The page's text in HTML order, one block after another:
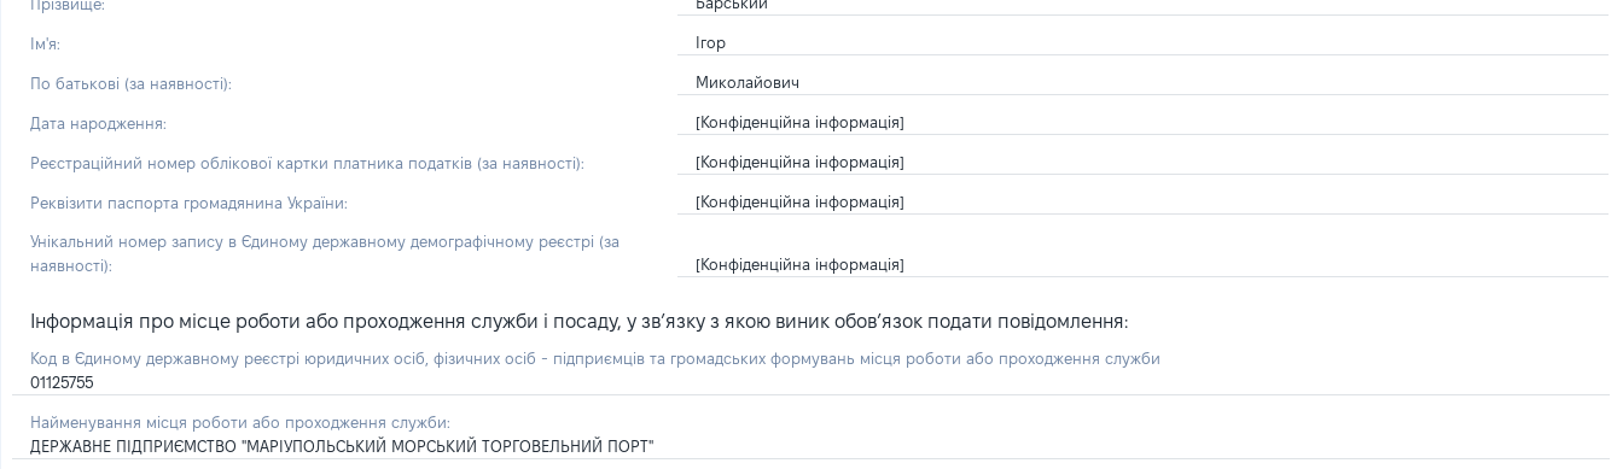
Прізвище:
Ім'я: Ігор
По батькові (за наявності): Миколайович
Дата народження: [Конфіденційна інформація]
Реєстраційний номер облікової картки платника податків (за наявності): [Конфіденційна інформація]
Реквізити паспорта громадянина України: [Конфіденційна інформація]
Унікальний номер запису в Єдиному державному демографічному реєстрі (за
наявності):
[Конфіденційна інформація]
Інформація про місце роботи або проходження служби і посаду, у зв’язку з якою виник обов’язок подати повідомлення:
Код в Єдиному державному реєстрі юридичних осіб, фізичних осіб - підприємців та громадських формувань місця роботи або проходження служби
01125755
Найменування місця роботи або проходження служби:
ДЕРЖАВНЕ ПІДПРИЄМСТВО "МАРІУПОЛЬСЬКИЙ МОРСЬКИЙ ТОРГОВЕЛЬНИЙ ПОРТ"